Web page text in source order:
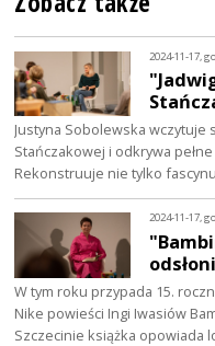
2024-11-17,
Justyna Sobolewska wczytuje
Stańczakowej i odkrywa
Rekonstruuje nie tylko
2024-11-17,
W tym roku przypada 15.
Nike powieści Ingi Iwasiów
Szczecinie książka opowiada